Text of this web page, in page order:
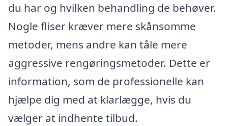
du har og hvilken behandling de behøver.
Nogle fliser kræver mere skånsomme
metoder, mens andre kan tåle mere
aggressive rengøringsmetoder. Dette er
information, som de professionelle kan
hjælpe dig med at klarlægge, hvis du
vælger at indhente tilbud.